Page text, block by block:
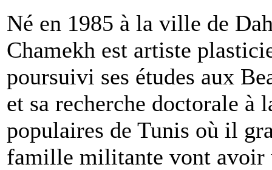
Né en 1985 à la ville de
Chamekh est artiste
poursuivi ses études aux
et sa recherche doctorale à
populaires de Tunis où il
famille militante vont avoir